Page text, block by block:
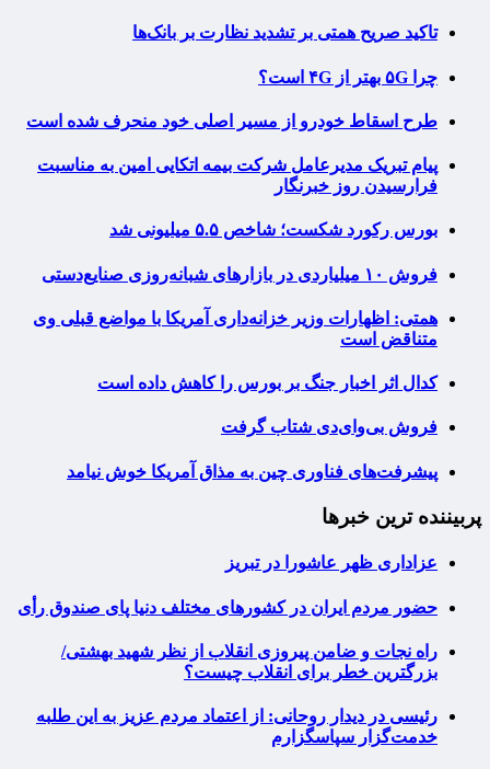
تاکید صریح همتی بر تشدید نظارت بر بانک‌ها
چرا ۵G بهتر از ۴G است؟
طرح اسقاط خودرو از مسیر اصلی خود منحرف شده است
پیام تبریک مدیرعامل شرکت بیمه اتکایی امین به مناسبت
فرارسیدن روز خبرنگار
بورس رکورد شکست؛ شاخص ۵.۵ میلیونی شد
فروش ۱۰ میلیاردی در بازارهای شبانه‌روزی صنایع‌دستی
همتی: اظهارات وزیر خزانه‌داری آمریکا با مواضع قبلی وی
متناقض است
کدال اثر اخبار جنگ بر بورس را کاهش داده است
فروش بی‌وای‌دی شتاب گرفت
پیشرفت‌های فناوری چین به مذاق آمریکا خوش نیامد
پربیننده ترین خبرها
عزاداری ظهر عاشورا در تبریز
حضور مردم ایران در کشورهای مختلف دنیا پای صندوق رأی
راه نجات و ضامن پیروزی انقلاب از نظر شهید بهشتی/
بزرگترین خطر برای انقلاب چیست؟
رئیسی در دیدار روحانی: از اعتماد مردم عزیز به این طلبه
خدمت‌گزار سپاسگزارم